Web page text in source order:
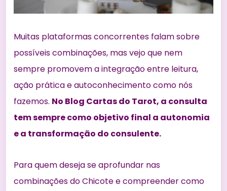
Muitas plataformas concorrentes falam sobre
possíveis combinações, mas vejo que nem
sempre promovem a integração entre leitura,
ação prática e autoconhecimento como nós
fazemos. No Blog Cartas do Tarot, a consulta
tem sempre como objetivo final a autonomia
e a transformação do consulente.
Para quem deseja se aprofundar nas
combinações do Chicote e compreender como